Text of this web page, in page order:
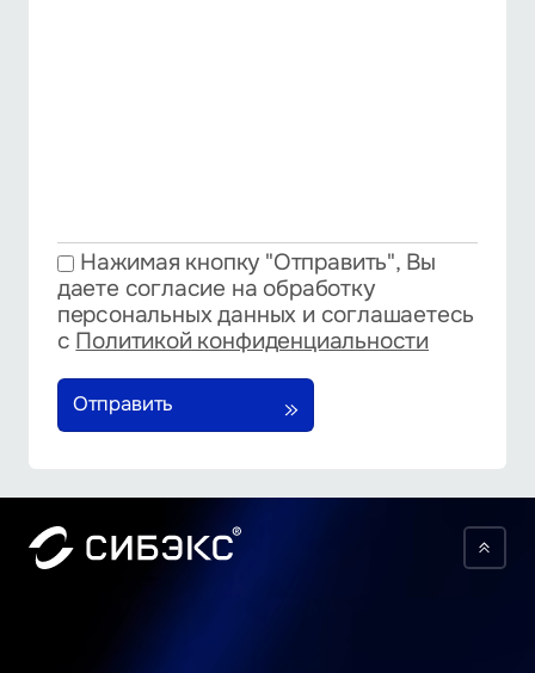
Нажимая кнопку "Отправить", Вы
даете согласие на обработку
персональных данных и соглашаетесь
с Политикой конфиденциальности
Отправить